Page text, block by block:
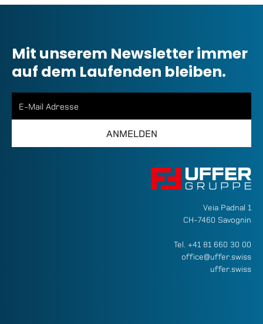
Mit unserem Newsletter immer
auf dem Laufenden bleiben.
Veia Padnal 1
CH-7460 Savognin
Tel. +41 81 660 30 00
office@uffer.swiss
uffer.swiss